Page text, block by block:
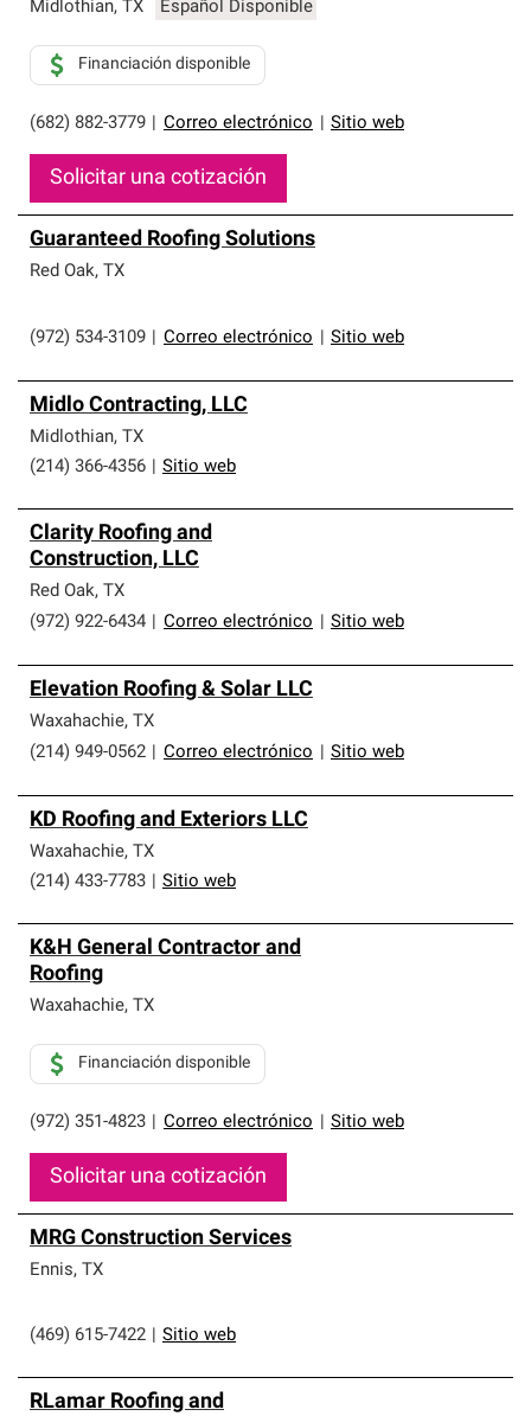
Midlothian, TX Español Disponible
(682) 882-3779 Correo electrónico Sitio web
Financiación disponible
Solicitar una cotización
Guaranteed Roofing Solutions
Red Oak, TX
(972) 534-3109 Correo electrónico Sitio web
Midlo Contracting, LLC
Midlothian, TX
(214) 366-4356
Sitio web
Clarity Roofing and
Construction, LLC
Red Oak, TX
(972) 922-6434
Correo electrónico Sitio web
Elevation Roofing & Solar LLC
Waxahachie, TX
(214) 949-0562
Correo electrónico Sitio web
KD Roofing and Exteriors LLC
Waxahachie, TX
(214) 433-7783
Sitio web
K&H General Contractor and
Roofing
Waxahachie, TX
(972) 351-4823 Correo electrónico Sitio web
Financiación disponible
Solicitar una cotización
MRG Construction Services
Ennis, TX
(469) 615-7422 Sitio web
RLamar Roofing and